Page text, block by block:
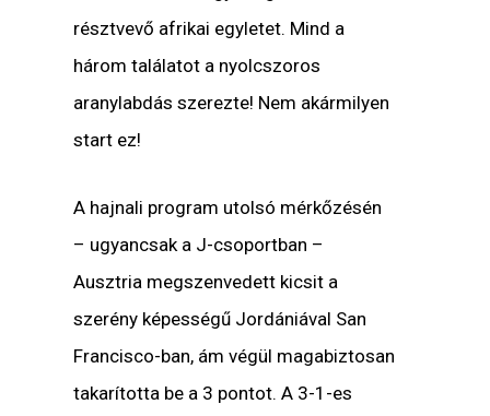
résztvevő afrikai egyletet. Mind a
három találatot a nyolcszoros
aranylabdás szerezte! Nem akármilyen
start ez!
A hajnali program utolsó mérkőzésén
– ugyancsak a J-csoportban –
Ausztria megszenvedett kicsit a
szerény képességű Jordániával San
Francisco-ban, ám végül magabiztosan
takarította be a 3 pontot. A 3-1-es